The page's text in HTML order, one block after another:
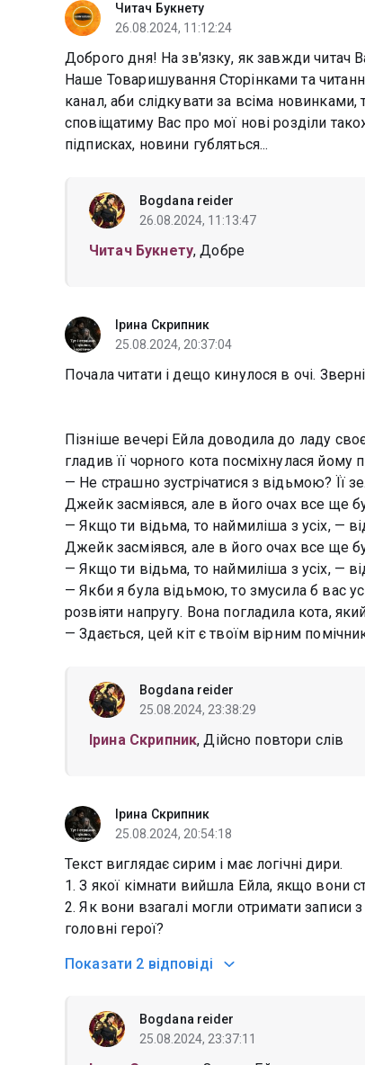
Читач Букнету
26.08.2024, 11:12:24
Доброго дня! На зв'язку, як завжди читач
Наше Товаришування Сторінками та
канал, аби слідкувати за всіма
сповіщатиму Вас про мої нові розділи
підписках, новини губляться...
Bogdana reider
26.08.2024, 11:13:47
Читач Букнету, Добре
Ірина Скрипник
25.08.2024, 20:37:04
Почала читати і дещо кинулося в очі.
Пізніше вечері Ейла доводила до ладу
гладив її чорного кота посміхнулася йому
— Не страшно зустрічатися з відьмою? Її
Джейк засміявся, але в його очах все ще
— Якщо ти відьма, то наймиліша з усіх, —
Джейк засміявся, але в його очах все ще
— Якщо ти відьма, то наймиліша з усіх, —
— Якби я була відьмою, то змусила б вас
розвіяти напругу. Вона погладила кота,
— Здається, цей кіт є твоїм вірним
Bogdana reider
25.08.2024, 23:38:29
Ірина Скрипник, Дійсно повтори слів
Ірина Скрипник
25.08.2024, 20:54:18
Текст виглядає сирим і має логічні дири.
1. З якої кімнати вийшла Ейла, якщо вони
2. Як вони взагалі могли отримати
головні герої?
Показати 2 відповіді
Bogdana reider
25.08.2024, 23:37:11